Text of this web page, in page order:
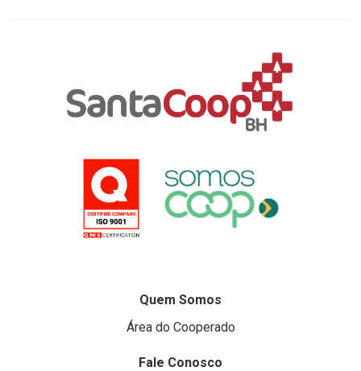
Quem Somos
Área do Cooperado
Fale Conosco